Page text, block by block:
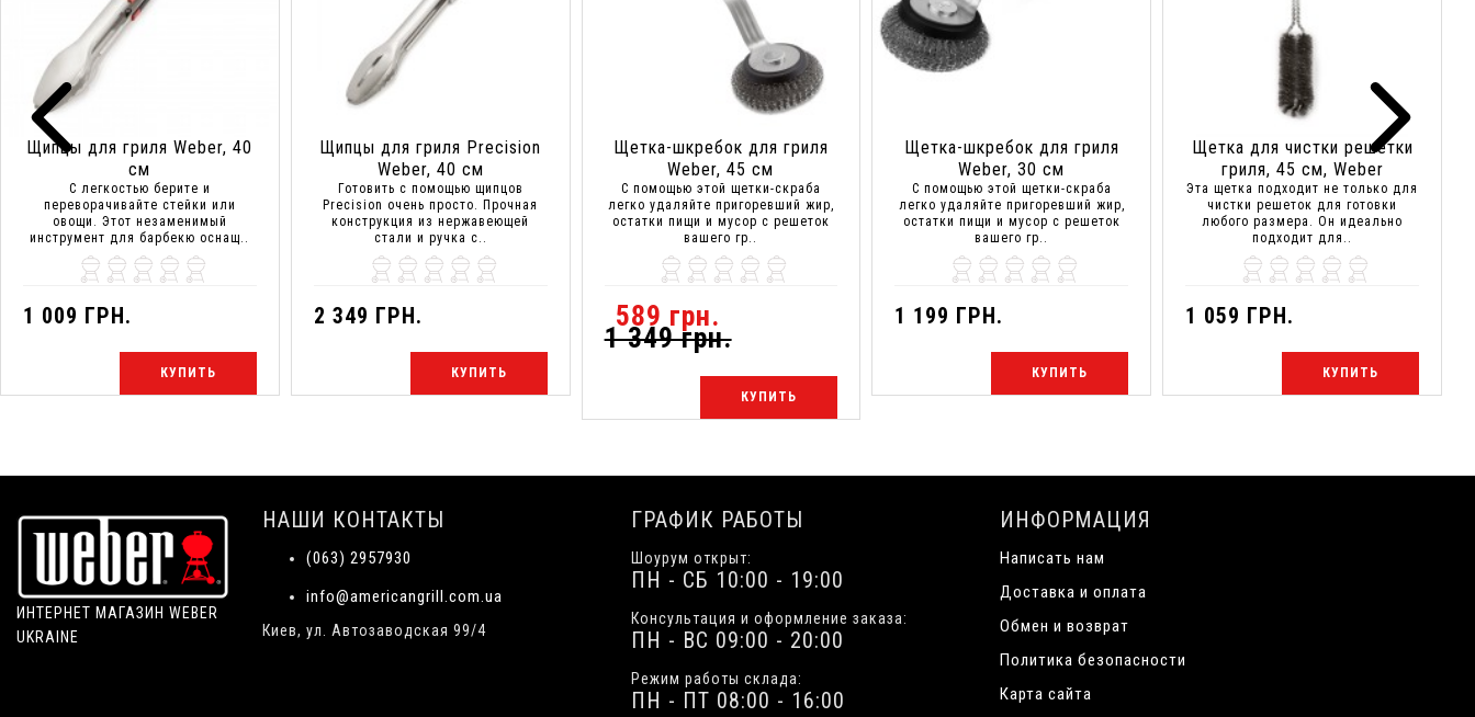
Щипцы для гриля Weber, 40
см
С легкостью берите и
переворачивайте стейки или
овощи. Этот незаменимый
инструмент для барбекю оснащ..
1 009 ГРН.
КУПИТЬ
Щипцы для гриля Precision
Weber, 40 см
Готовить с помощью щипцов
Precision очень просто. Прочная
конструкция из нержавеющей
стали и ручка с..
2 349 ГРН.
КУПИТЬ
Щетка-шкребок для гриля
Weber, 45 см
С помощью этой щетки-скраба
легко удаляйте пригоревший жир,
остатки пищи и мусор с решеток
вашего гр..
589 грн.
1 349 грн.
КУПИТЬ
Щетка-шкребок для гриля
Weber, 30 см
С помощью этой щетки-скраба
легко удаляйте пригоревший жир,
остатки пищи и мусор с решеток
вашего гр..
1 199 ГРН.
КУПИТЬ
Щетка для чистки решетки
гриля, 45 см, Weber
Эта щетка подходит не только для
чистки решеток для готовки
любого размера. Он идеально
подходит для..
1 059 ГРН.
КУПИТЬ
ИНТЕРНЕТ МАГАЗИН WEBER
UKRAINE
НАШИ КОНТАКТЫ
(063) 2957930
info@americangrill.com.ua
Киев, ул. Автозаводская 99/4
ГРАФИК РАБОТЫ
Шоурум открыт:
ПН - СБ 10:00 - 19:00
Консультация и оформление заказа:
ПН - ВС 09:00 - 20:00
Режим работы склада:
ПН - ПТ 08:00 - 16:00
ИНФОРМАЦИЯ
Написать нам
Доставка и оплата
Обмен и возврат
Политика безопасности
Карта сайта